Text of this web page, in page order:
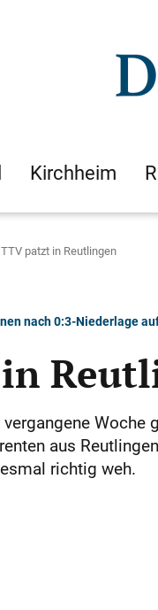
Kirchheim
TTV patzt in Reutlingen
nach 0:3-Niederlage
aus
richtig weh.